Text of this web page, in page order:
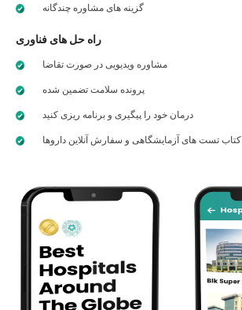
گزینه های مشاوره چندگانه
راه حل های فناوری
مشاوره ویدیویی در صورت تقاضا
پرونده سلامت تضمین شده
درمان خود را پیگیری و برنامه ریزی کنید
کتاب تست های آزمایشگاهی و سفارش آنلاین داروها